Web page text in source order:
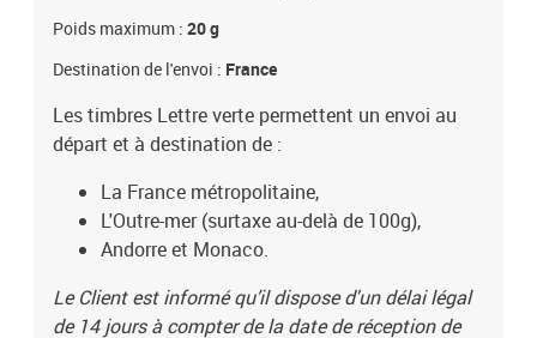
Poids maximum : 20 g
Destination de l'envoi : France
Les timbres Lettre verte permettent un envoi au
départ et à destination de :
La France métropolitaine,
L'Outre-mer (surtaxe au-delà de 100g),
Andorre et Monaco.
Le Client est informé qu’il dispose d'un délai légal
de 14 jours à compter de la date de réception de